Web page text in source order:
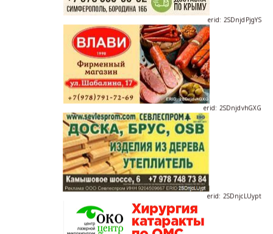
erid: 2SDnjdvhGXG
erid: 2SDnjcLUypt